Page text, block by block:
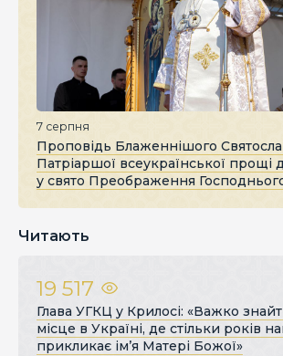
7 серпня
Проповідь Блаженнішого
Патріаршої всеукраїнської прощі
у свято Преображення
Читають
19 517
Глава УГКЦ у Крилосі: «Важко
місце в Україні, де стільки років
прикликає ім’я Матері Божої»